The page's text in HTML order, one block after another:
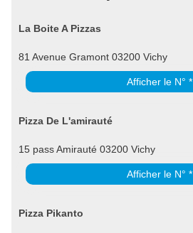
La Boite A Pizzas
81 Avenue Gramont 03200 Vichy
Afficher le N° *
Pizza De L'amirauté
15 pass Amirauté 03200 Vichy
Afficher le N° *
Pizza Pikanto